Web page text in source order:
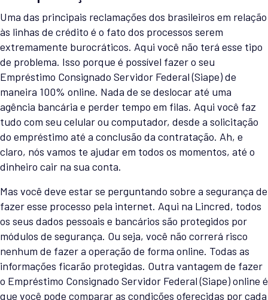
Uma das principais reclamações dos brasileiros em relação
às linhas de crédito é o fato dos processos serem
extremamente burocráticos. Aqui você não terá esse tipo
de problema. Isso porque é possível fazer o seu
Empréstimo Consignado Servidor Federal (Siape) de
maneira 100% online. Nada de se deslocar até uma
agência bancária e perder tempo em filas. Aqui você faz
tudo com seu celular ou computador, desde a solicitação
do empréstimo até a conclusão da contratação. Ah, e
claro, nós vamos te ajudar em todos os momentos, até o
dinheiro cair na sua conta.
Mas você deve estar se perguntando sobre a segurança de
fazer esse processo pela internet. Aqui na Lincred, todos
os seus dados pessoais e bancários são protegidos por
módulos de segurança. Ou seja, você não correrá risco
nenhum de fazer a operação de forma online. Todas as
informações ficarão protegidas. Outra vantagem de fazer
o Empréstimo Consignado Servidor Federal (Siape) online é
que você pode comparar as condições oferecidas por cada